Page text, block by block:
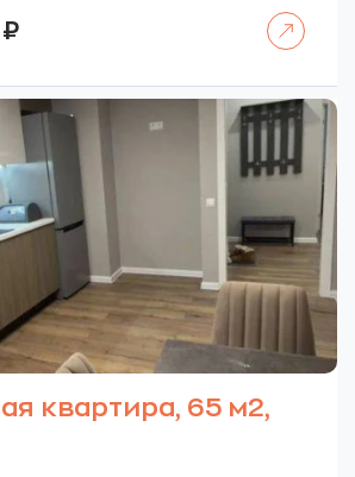
₽
квартира, 65 м2,